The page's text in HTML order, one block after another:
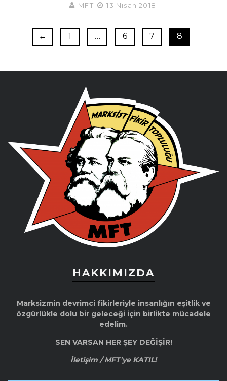
MFT 13 Nisan 2018
← 1 … 6 7 8
HAKKIMIZDA
Marksizmin devrimci fikirleriyle insanlığın eşitlik ve
özgürlükle dolu bir geleceği için birlikte mücadele
edelim.
SEN VARSAN HER ŞEY DEĞİŞİR!
İletişim / MFT’ye KATIL!